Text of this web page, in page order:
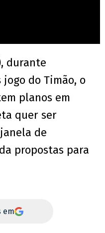
durante
do Timão, o
planos em
quer ser
de
propostas para
em